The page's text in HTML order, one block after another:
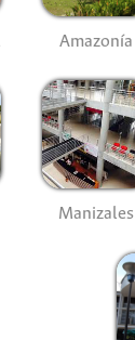
Amazonía
Manizales